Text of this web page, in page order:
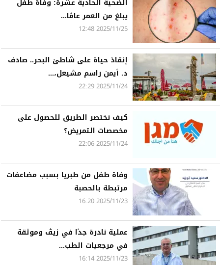
الضحية الحادية عشرة: وفاة طفل
يبلغ من العمر عامًا...
2025/11/25 12:48
إنقاذ حياة على شاطئ البحر.. صادف
د. أيمن راسم مشيعل،...
2025/11/24 22:29
كيف نختصر الطريق للحصول على
مخصصات التمريض؟
2025/11/24 22:06
وفاة طفل من طبريا بسبب مضاعفات
مرتبطة بالحصبة
2025/11/23 16:20
عملية نادرة جدًا في زيڤ وموثقة
في مرجعيات الطب...
2025/11/23 16:14